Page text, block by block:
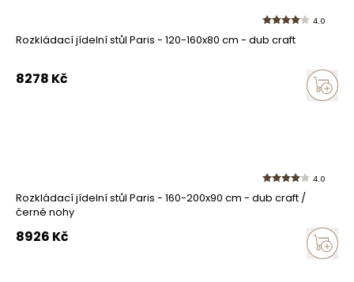
4.0
Rozkládací jídelní stůl Paris - 120-160x80 cm - dub craft
8278 Kč
4.0
Rozkládací jídelní stůl Paris - 160-200x90 cm - dub craft /
černé nohy
8926 Kč